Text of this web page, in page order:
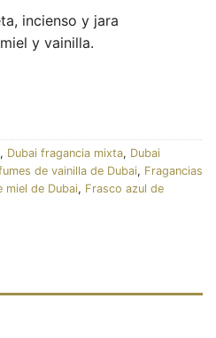
incienso y jara
y vainilla.
, Dubai fragancia mixta, Dubai
de vainilla de Dubai, Fragancias
miel de Dubai, Frasco azul de